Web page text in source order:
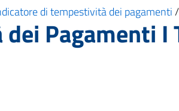
di tempestività dei pagamenti/
Pagamenti